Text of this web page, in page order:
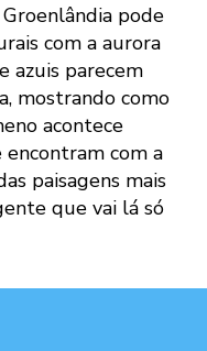
pode
com a aurora
azuis parecem
mostrando como
acontece
com a
paisagens mais
que vai lá só